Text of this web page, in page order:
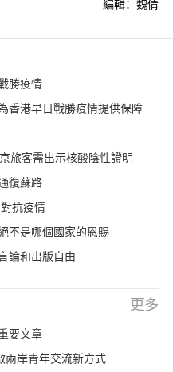
編輯：魏倩
勝疫情
香港早日戰勝疫情提供保障
旅客需出示核酸陰性證明
復蘇路
抗疫情
不是哪個國家的恩賜
論和出版自由
更多
要文章
兩岸青年交流新方式